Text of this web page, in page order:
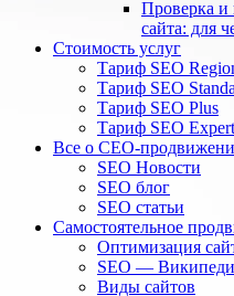
Проверка и
сайта: для
Стоимость услуг
Тариф SEO
Тариф SEO
Тариф SEO Plus
Тариф SEO Expert
Все о СЕО-
SEO Новости
SEO блог
SEO статьи
Самостоятельное
Оптимизация
SEO —
Виды сайтов